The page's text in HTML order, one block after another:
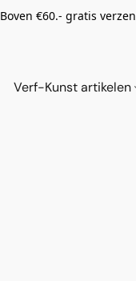
Boven €60.- gratis
Verf-Kunst artikelen